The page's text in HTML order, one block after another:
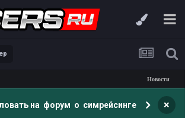
Новости
на форум о симрейсинге ×